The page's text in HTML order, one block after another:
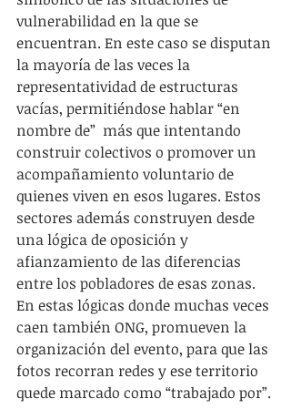
vulnerabilidad en la que se
encuentran. En este caso se disputan
la mayoría de las veces la
representatividad de estructuras
vacías, permitiéndose hablar “en
nombre de”  más que intentando
construir colectivos o promover un
acompañamiento voluntario de
quienes viven en esos lugares. Estos
sectores además construyen desde
una lógica de oposición y
afianzamiento de las diferencias
entre los pobladores de esas zonas.
En estas lógicas donde muchas veces
caen también ONG, promueven la
organización del evento, para que las
fotos recorran redes y ese territorio
quede marcado como “trabajado por”.